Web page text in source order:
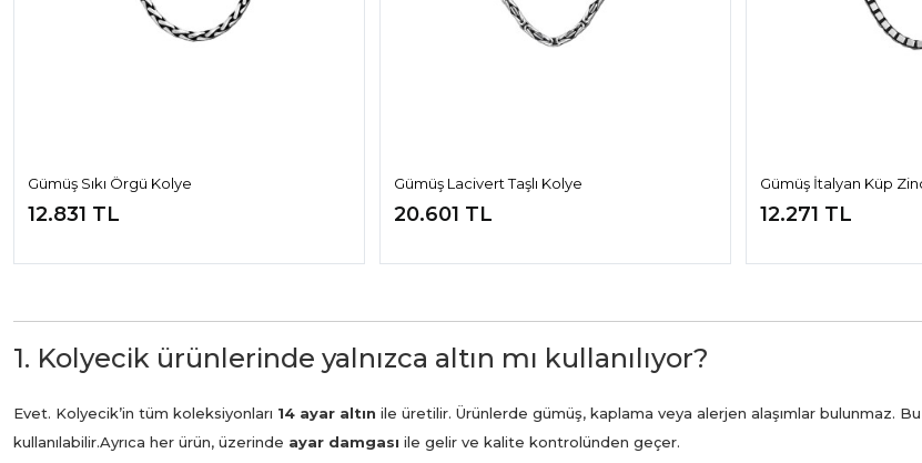
Gümüş Sıkı Örgü Kolye
12.831 TL
Gümüş Lacivert Taşlı Kolye
20.601 TL
Gümüş İtalyan Küp
12.271 TL
1. Kolyecik ürünlerinde yalnızca altın mı kullanılıyor?
Evet. Kolyecik’in tüm koleksiyonları 14 ayar altın ile üretilir. Ürünlerde gümüş, kaplama veya alerjen alaşımlar bulunmaz.
kullanılabilir.Ayrıca her ürün, üzerinde ayar damgası ile gelir ve kalite kontrolünden geçer.